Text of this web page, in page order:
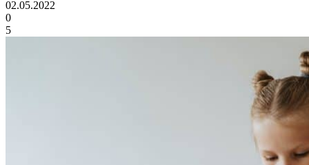
02.05.2022
0
5